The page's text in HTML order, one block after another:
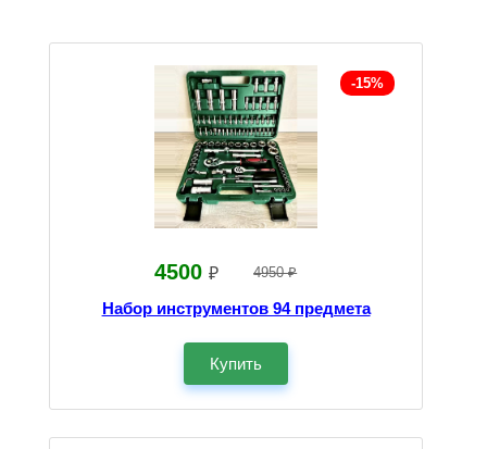
-15%
4500 ₽ 4950 ₽
Набор инструментов 94 предмета
Купить